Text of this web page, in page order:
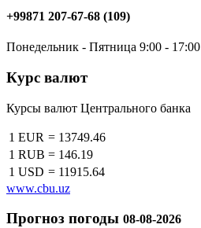
+99871 207-67-68 (109)
Понедельник - Пятница 9:00 - 17:00
Курс валют
Курсы валют Центрального банка
1 EUR = 13749.46
1 RUB = 146.19
1 USD = 11915.64
www.cbu.uz
Прогноз погоды 08-08-2026